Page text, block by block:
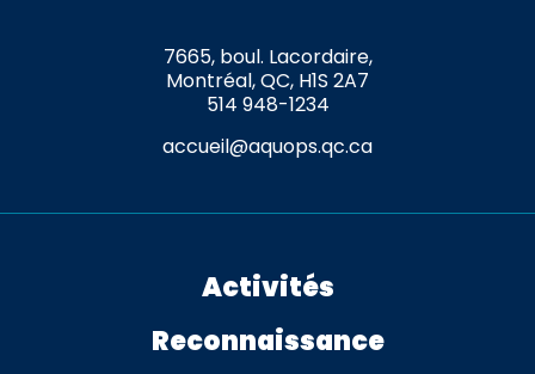
7665, boul. Lacordaire,
Montréal, QC, H1S 2A7
514 948-1234
accueil@aquops.qc.ca
Activités
Reconnaissance